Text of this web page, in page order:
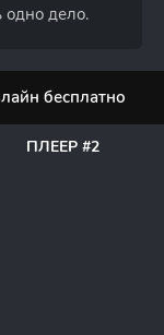
одно дело.
бесплатно
ПЛЕЕР #2